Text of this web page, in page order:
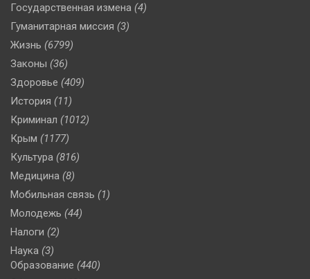
Государственная измена (4)
Гуманитарная миссия (3)
Жизнь (6799)
Законы (36)
Здоровье (409)
История (11)
Криминал (1012)
Крым (1177)
Культура (816)
Медицина (8)
Мобильная связь (1)
Молодежь (44)
Налоги (2)
Наука (3)
Образование (440)